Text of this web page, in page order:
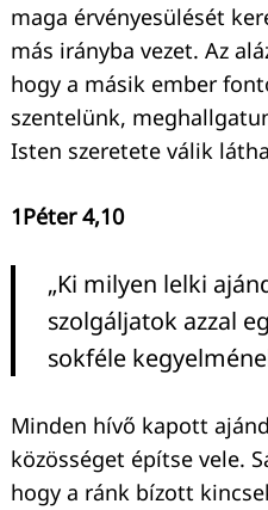
maga érvényesülését
más irányba vezet. Az
hogy a másik ember
szentelünk,
Isten szeretete válik
1Péter 4,10
„Ki milyen lelki
szolgáljatok azzal
sokféle
Minden hívő kapott
közösséget építse vele.
hogy a ránk bízott